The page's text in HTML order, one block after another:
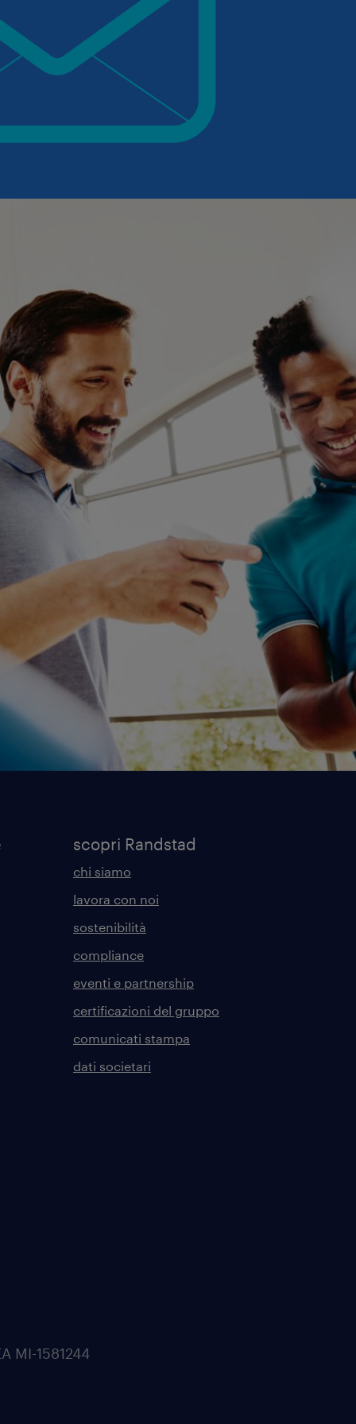
scopri Randstad
chi siamo
lavora con noi
sostenibilità
compliance
eventi e partnership
certificazioni del gruppo
comunicati stampa
dati societari
MI-1581244